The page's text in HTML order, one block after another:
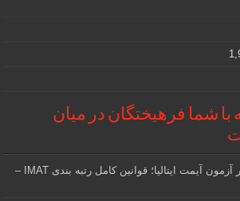
شما فرهیختگان در میان
نحوه رتبه بندی داوطلبان در آزمون آیمت ایتالیا؛ قوانین کامل رتبه بندی IMAT –